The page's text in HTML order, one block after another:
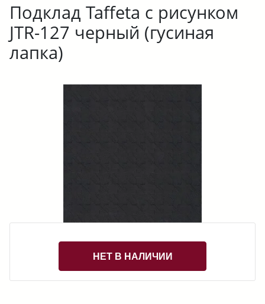
Подклад Taffeta с рисунком
JTR-127 черный (гусиная
лапка)
НЕТ В НАЛИЧИИ